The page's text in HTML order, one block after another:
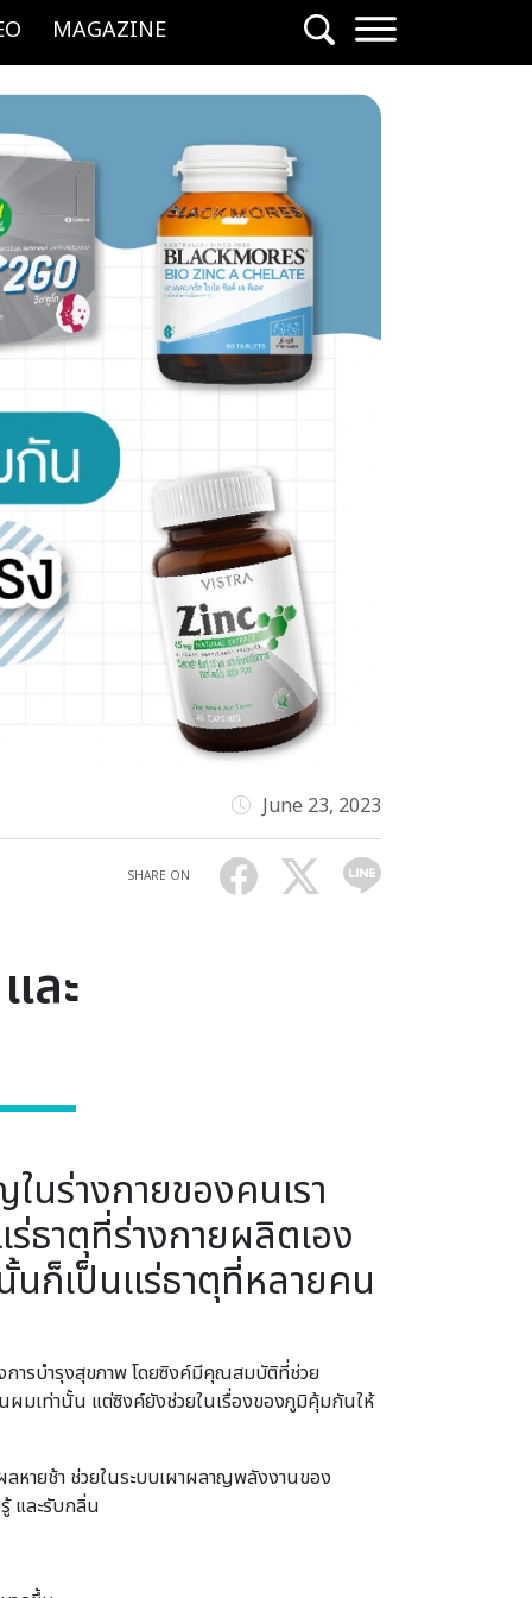
MAGAZINE
June 23, 2023
SHARE ON
ละ
ร่างกายของคนเรา
ธาตุที่ร่างกายผลิตเอง
นก็เป็นแร่ธาตุที่หลายคน
การบำรุงสุขภาพ โดยซิงค์มีคุณสมบัติที่ช่วย
นผมเท่านั้น แต่ซิงค์ยังช่วยในเรื่องของภูมิคุ้มกันให้
หายช้า ช่วยในระบบเผาผลาญพลังงานของ
และรับกลิ่น